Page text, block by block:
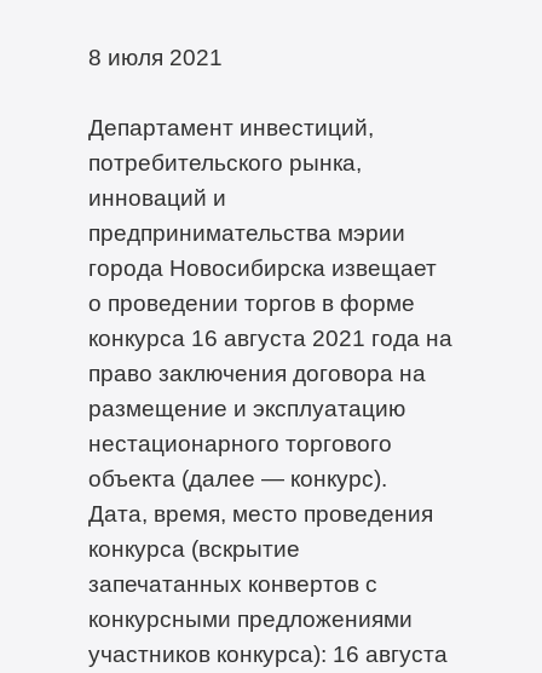
8 июля 2021
Департамент инвестиций,
потребительского рынка,
инноваций и
предпринимательства мэрии
города Новосибирска извещает
о проведении торгов в форме
конкурса 16 августа 2021 года на
право заключения договора на
размещение и эксплуатацию
нестационарного торгового
объекта (далее — конкурс).
Дата, время, место проведения
конкурса (вскрытие
запечатанных конвертов с
конкурсными предложениями
участников конкурса): 16 августа